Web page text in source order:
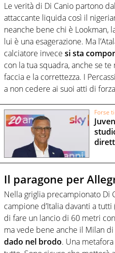
Le verità di Di Canio partono
attaccante liquida così il
neanche bene chi è Lookman,
lui è una esagerazione. Ma
calciatore invece si sta
con la tua squadra, anche se
faccia e la correttezza. I
a non cedere ai suoi atti di
Forse
Il paragone per
Nella griglia precampionato Di
campione d’Italia davanti a tutti
di fare un lancio di 60 metri
ma vede bene anche il Milan di
dado nel brodo. Una